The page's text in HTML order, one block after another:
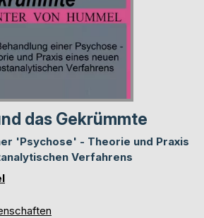
das Gekrümmte
'Psychose' - Theorie und Praxis
Verfahrens